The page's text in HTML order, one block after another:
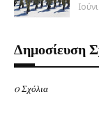
Δημοσίευση
0 Σχόλια